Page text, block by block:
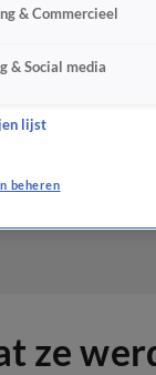
ze
& Commercieel
& Social media
lijst
beheren